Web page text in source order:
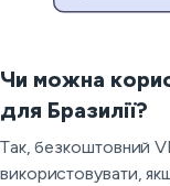
Чи можна
для Бразилії?
Так, безкоштовний
використовувати,